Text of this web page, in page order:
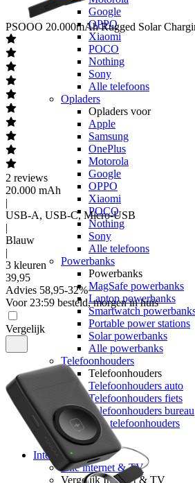
Google
OPPO
Xiaomi
POCO
Nothing
Sony
Alle telefoons
Opladers
Opladers voor
Apple
Samsung
OnePlus
Motorola
Google
OPPO
Xiaomi
POCO
Nothing
Sony
Alle telefoons
Powerbanks
Powerbanks
MagSafe powerbanks
Laptop powerbanks
Smartwatch
Portable power stations
Solar powerbanks
Alle powerbanks
Telefoonhouders
Telefoonhouders
Telefoonhouders auto
Telefoonhouders fiets
Telefoonhouders bureau
Alle telefoonhouders
Geheugen
Internet & TV
Alle internet & TV
Vergelijk Internet & TV
PSOOO 20.000mAh Rugged Solar
2 reviews
20.000 mAh
|
USB-A, USB-C, Micro-USB
|
Blauw
|
3 kleuren
39,95
Advies 58,95-32%
Voor 23:59 besteld, morgen in huis
Vergelijk